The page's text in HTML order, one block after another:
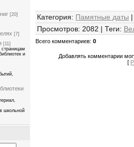
[20]
[7]
[11]
страницам
и
школьной
Категория: Памятные даты
Просмотров: 2082 | Теги:
Всего комментариев: 0
Добавлять комментарии
[